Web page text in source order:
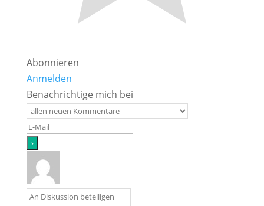
Abonnieren
Anmelden
Benachrichtige mich bei